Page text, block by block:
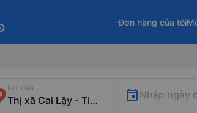
Đơn hàng của tôi
Nơi đến
Nhập ngày